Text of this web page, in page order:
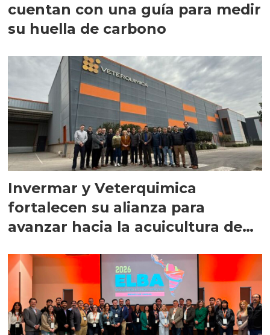
cuentan con una guía para medir
su huella de carbono
Invermar y Veterquimica
fortalecen su alianza para
avanzar hacia la acuicultura de